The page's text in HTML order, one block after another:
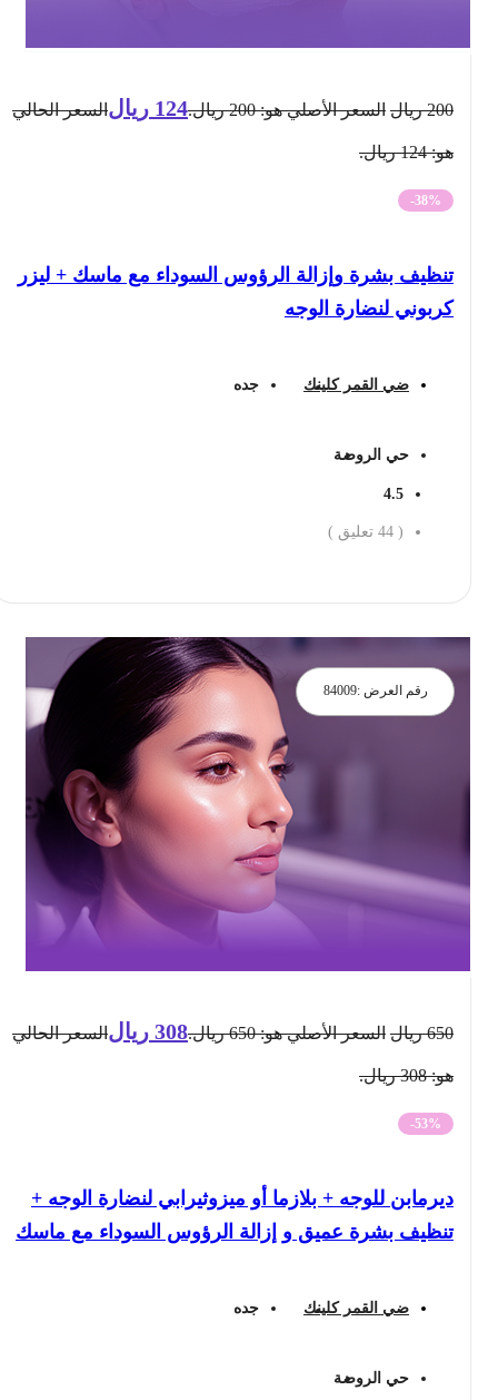
ريال السعر الأصلي هو: 200 ريال. 124 ريال السعر الحالي
-38%
تنظيف بشرة وإزالة الرؤوس السوداء مع ماسك + ليزر
كربوني لنضارة الوجه
ضي القمر كلينك جده
حي الروضة
4.5
44 تعليق )
رقم العرض :84009
ريال السعر الأصلي هو: 650 ريال. 308 ريال السعر الحالي
-53%
ديرمابن للوجه + بلازما أو ميزوثيرابي لنضارة الوجه +
تنظيف بشرة عميق و إزالة الرؤوس السوداء مع ماسك
ضي القمر كلينك جده
حي الروضة